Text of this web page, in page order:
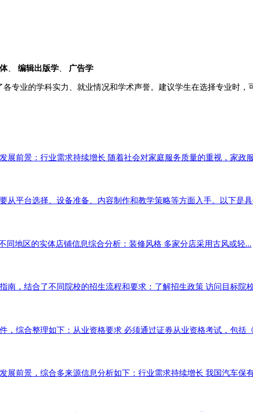
、 编辑出版学 广告学
专业的学科实力、就业情况和学术声誉。建议学生在选择专业时，
展前景：行业需求持续增长 随着社会对家庭服务质量的重视，家政
从平台选择、设备准备、内容制作和教学策略等方面入手。以下是具
同地区的实体店铺信息综合分析：装修风格 多家分店采用古风或轻...
南，结合了不同院校的招生流程和要求：了解招生政策 访问目标院
，综合整理如下：从业资格要求 必须通过证券从业资格考试，包括
展前景，综合多来源信息分析如下：行业需求持续增长 我国汽车保